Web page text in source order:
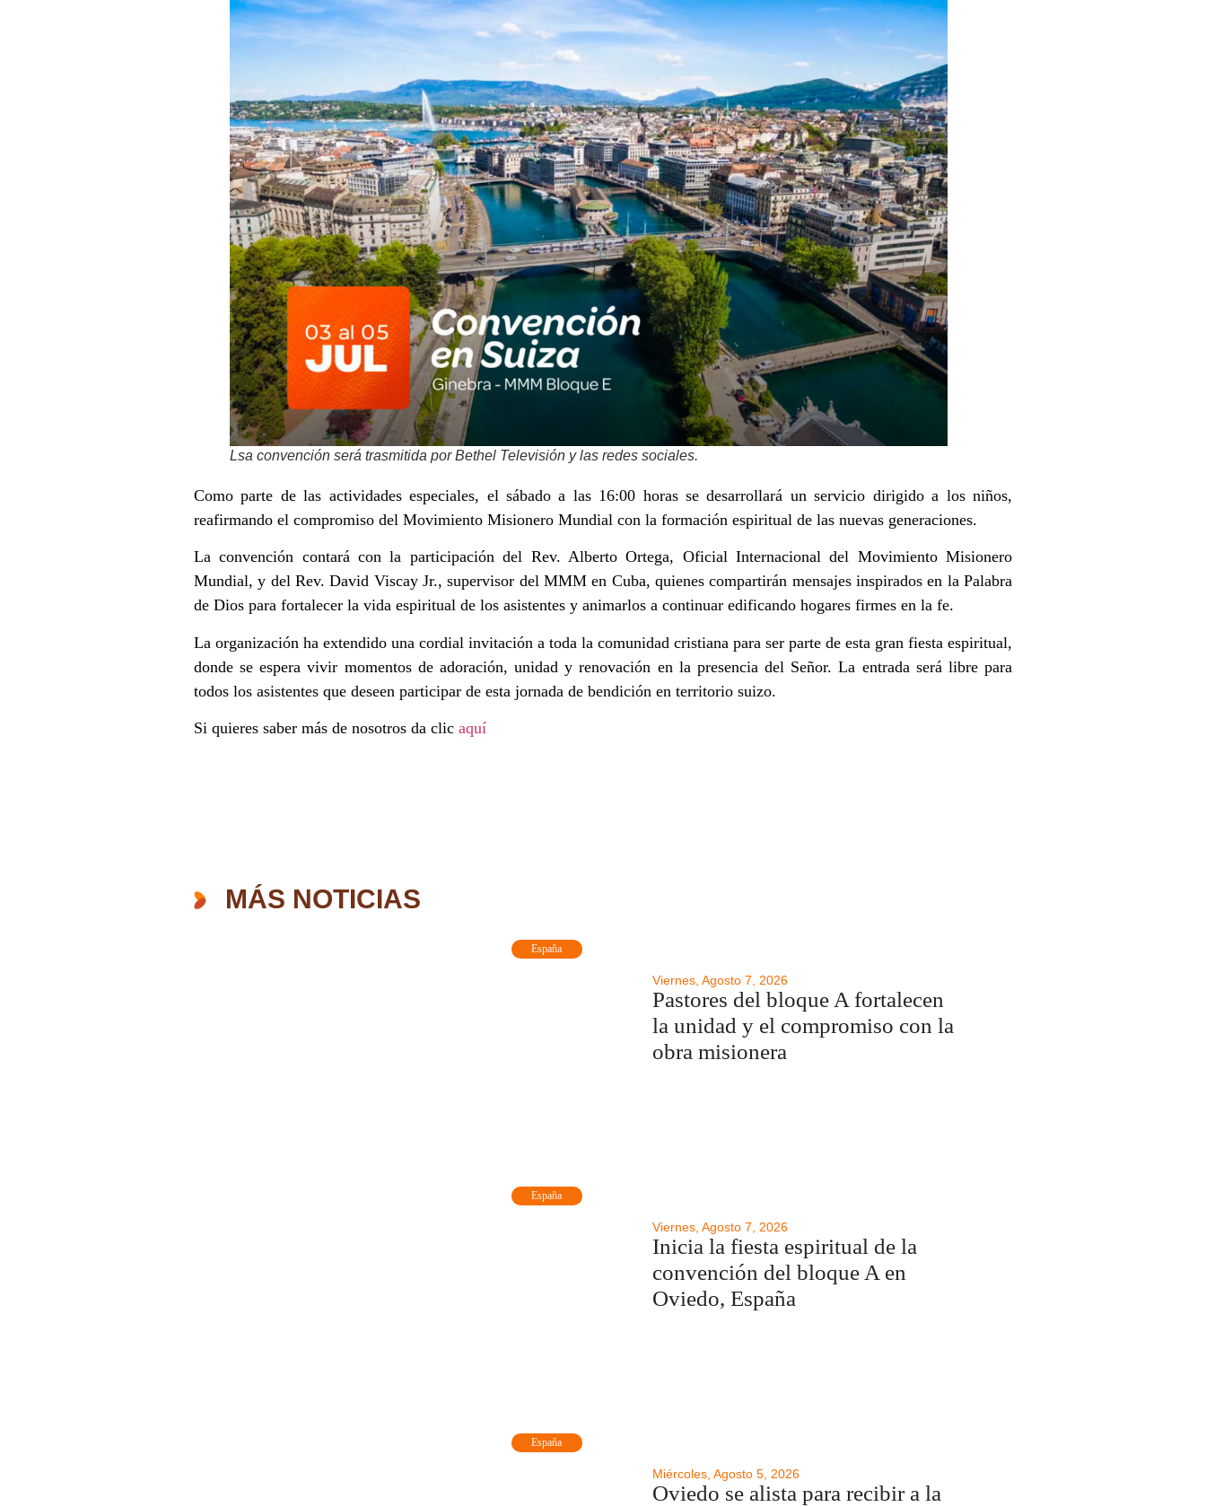
Lsa convención será trasmitida por Bethel Televisión y las redes sociales.
Como parte de las actividades especiales, el sábado a las 16:00 horas se desarrollará un servicio dirigido a los niños,
reafirmando el compromiso del Movimiento Misionero Mundial con la formación espiritual de las nuevas generaciones.
La convención contará con la participación del Rev. Alberto Ortega, Oficial Internacional del Movimiento Misionero
Mundial, y del Rev. David Viscay Jr., supervisor del MMM en Cuba, quienes compartirán mensajes inspirados en la Palabra
de Dios para fortalecer la vida espiritual de los asistentes y animarlos a continuar edificando hogares firmes en la fe.
La organización ha extendido una cordial invitación a toda la comunidad cristiana para ser parte de esta gran fiesta espiritual,
donde se espera vivir momentos de adoración, unidad y renovación en la presencia del Señor. La entrada será libre para
todos los asistentes que deseen participar de esta jornada de bendición en territorio suizo.
Si quieres saber más de nosotros da clic aquí
MÁS NOTICIAS
España
Viernes, Agosto 7, 2026
Pastores del bloque A fortalecen
la unidad y el compromiso con la
obra misionera
España
Viernes, Agosto 7, 2026
Inicia la fiesta espiritual de la
convención del bloque A en
Oviedo, España
España
Miércoles, Agosto 5, 2026
Oviedo se alista para recibir a la